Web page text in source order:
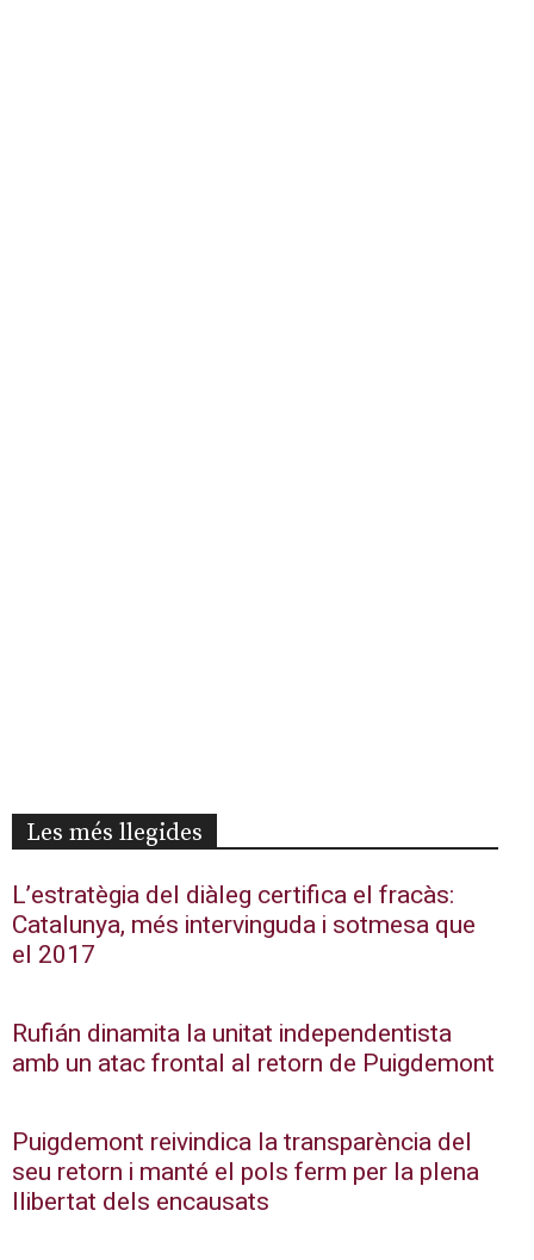
Les més llegides
L’estratègia del diàleg certifica el fracàs:
Catalunya, més intervinguda i sotmesa que
el 2017
Rufián dinamita la unitat independentista
amb un atac frontal al retorn de Puigdemont
Puigdemont reivindica la transparència del
seu retorn i manté el pols ferm per la plena
llibertat dels encausats